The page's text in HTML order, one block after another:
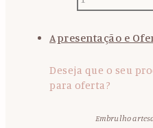
Apresentação e
Deseja que o seu
para oferta?
Embrulho